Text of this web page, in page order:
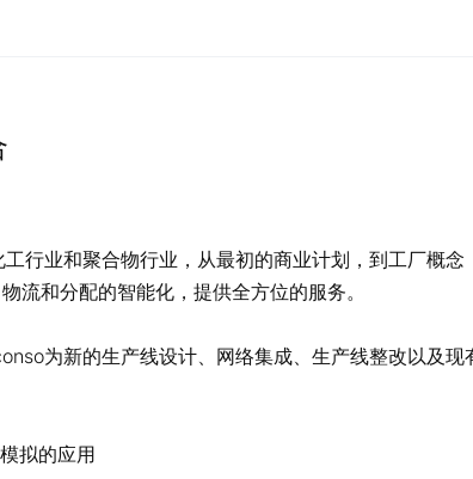
行业和聚合物行业，从最初的商业计划，到工厂概念
流和分配的智能化，提供全方位的服务。
为新的生产线设计、网络集成、生产线整改以及现
拟的应用